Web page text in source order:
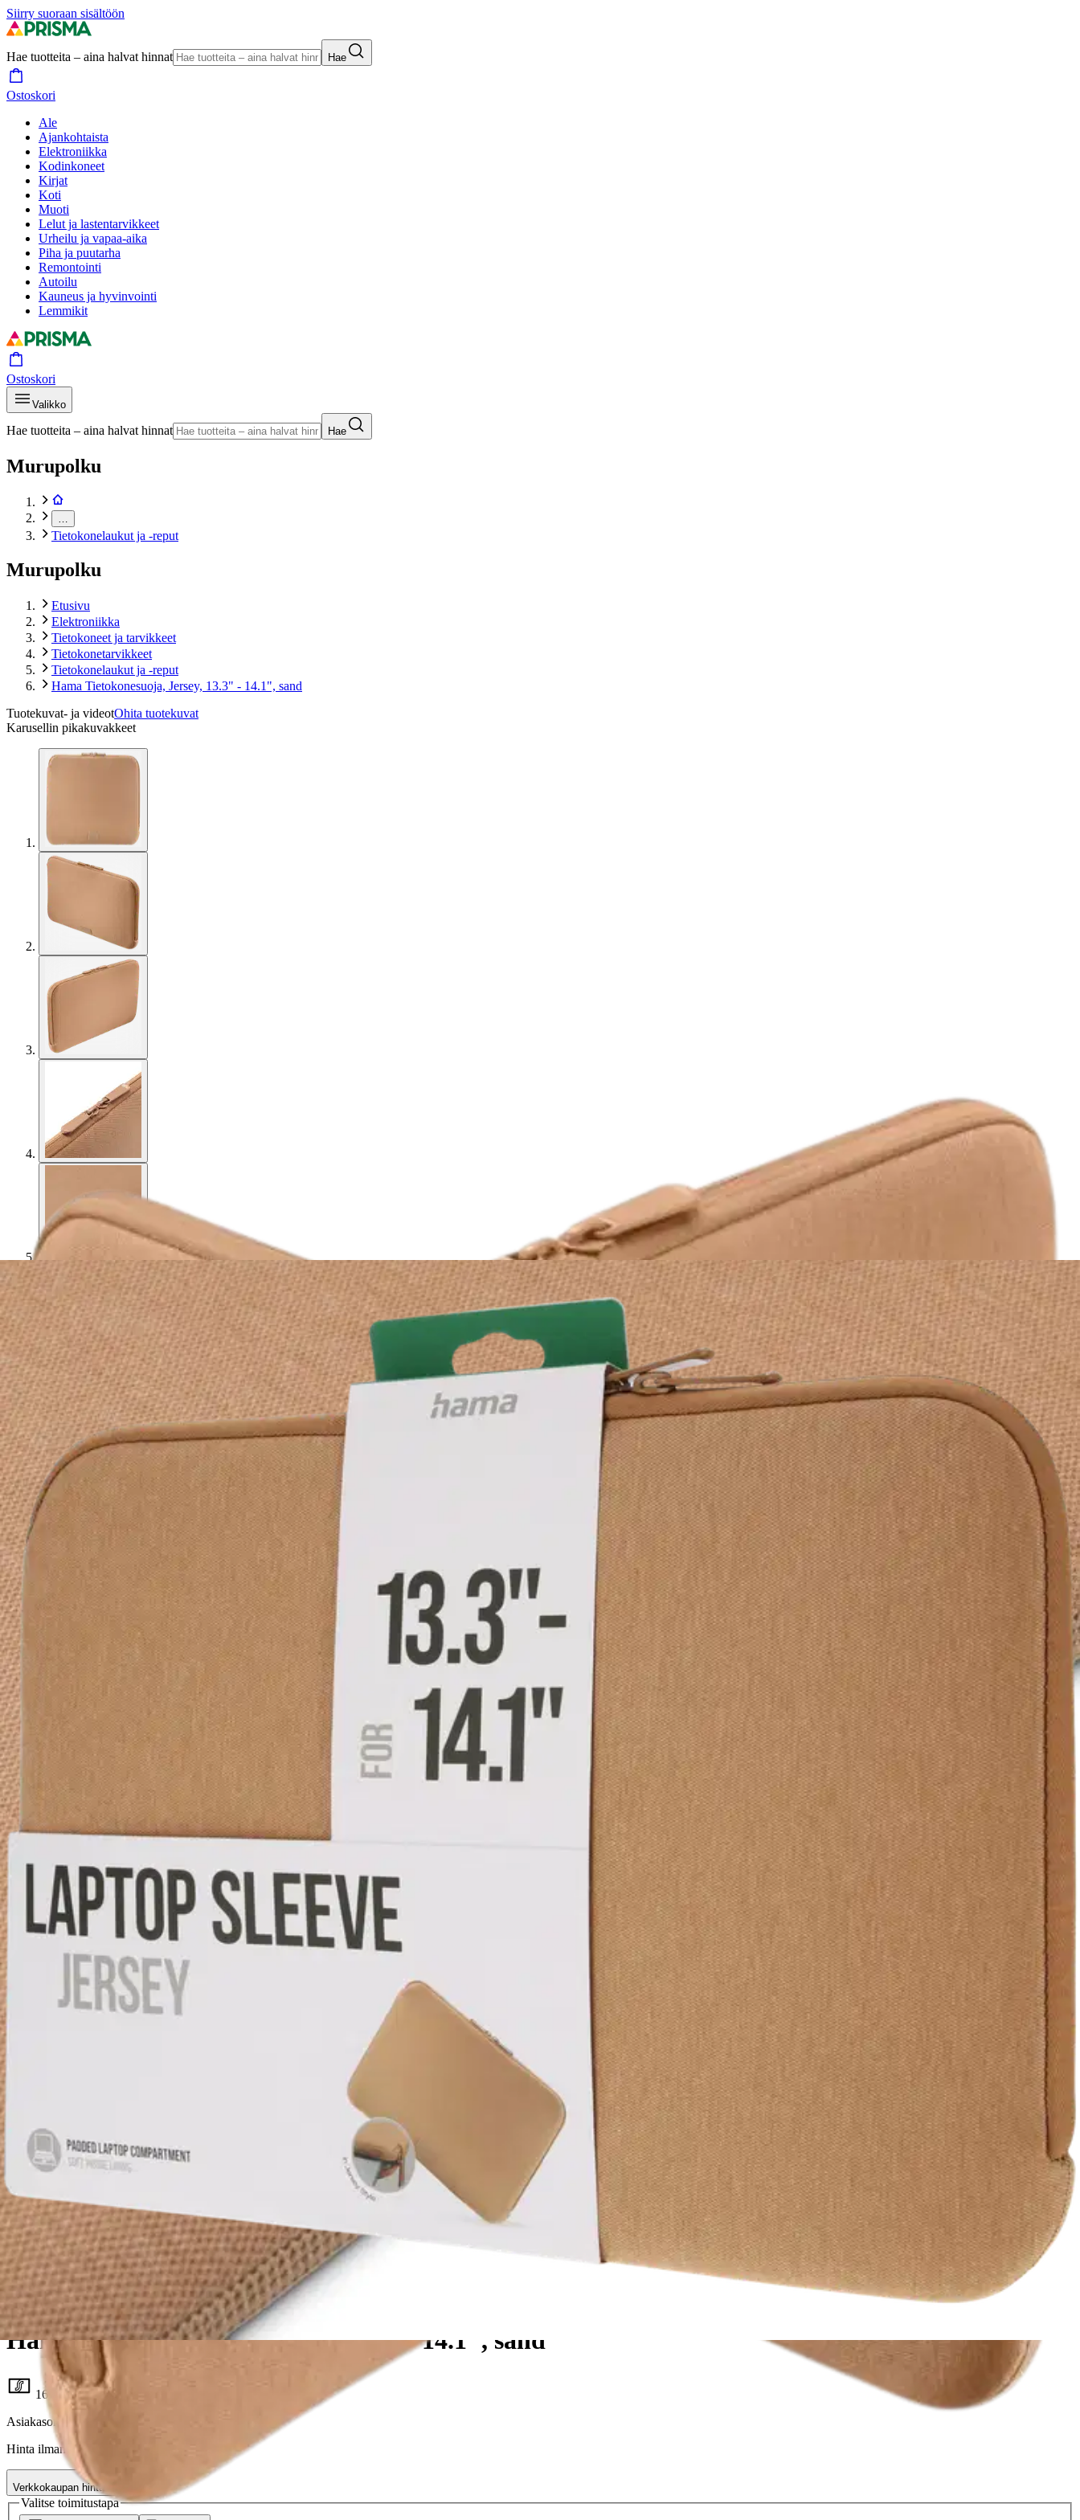
Siirry suoraan sisältöön
Hae tuotteita – aina halvat hinnat Hae
Ostoskori
Ale
Ajankohtaista
Elektroniikka
Kodinkoneet
Kirjat
Koti
Muoti
Lelut ja lastentarvikkeet
Urheilu ja vapaa-aika
Piha ja puutarha
Remontointi
Autoilu
Kauneus ja hyvinvointi
Lemmikit
Ostoskori
Valikko
Hae tuotteita – aina halvat hinnat Hae
Murupolku
Tietokonelaukut ja -reput
Murupolku
Etusivu
Elektroniikka
Tietokoneet ja tarvikkeet
Tietokonetarvikkeet
Tietokonelaukut ja -reput
Hama Tietokonesuoja, Jersey, 13.3" - 14.1", sand
Tuotekuvat- ja videotOhita tuotekuvat
Karusellin pikakuvakkeet
Asiakasomistaja-alennus -15 %
Avaa kuva suurempana
Avaa kuva suurempana
Avaa kuva suurempana
Avaa kuva suurempana
Avaa kuva suurempana
Avaa kuva suurempana
Karusellin nuolipainikkeet
Seuraava
Karusellin pikakuvakkeet
Hama
Hama Tietokonesuoja, Jersey, 13.3" - 14.1", sand
16,96 €
Asiakasomistajahinta
Hinta ilman S-Etukorttia:
Verkkokaupan hinta
Valitse toimitustapa